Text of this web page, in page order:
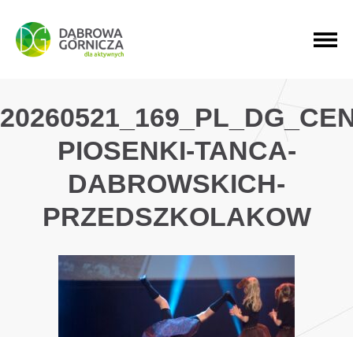
PRZEJDŹ DO MENU GŁÓWNEGO
PRZEJDŹ DO WYSZUKIWARKI
PRZEJDŹ DO TREŚCI
PIOSENKI-TANCA-
DABROWSKICH-
PRZEDSZKOLAKOW